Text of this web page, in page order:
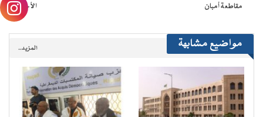
مقاطعة أمبان
الأحد
مواضيع مشابهة المزيد..